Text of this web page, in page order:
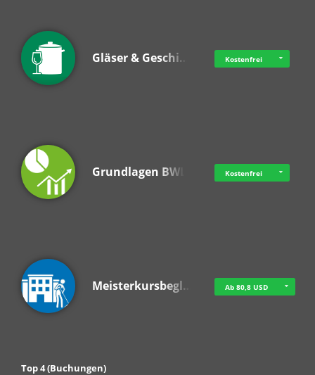
Gläser & Geschi… Kostenfrei
Grundlagen BWL Kostenfrei
Meisterkursbegl… Ab 80,8 USD
Top 4 (Buchungen)